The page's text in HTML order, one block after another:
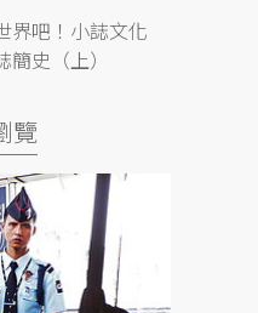
界吧！小誌文化
史（上）
覽